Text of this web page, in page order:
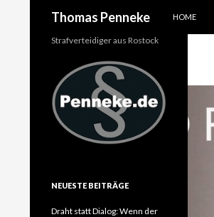
Thomas Penneke
HOME
Strafverteidiger aus Rostock
NEUESTE BEITRÄGE
Draht statt Dialog: Wenn der